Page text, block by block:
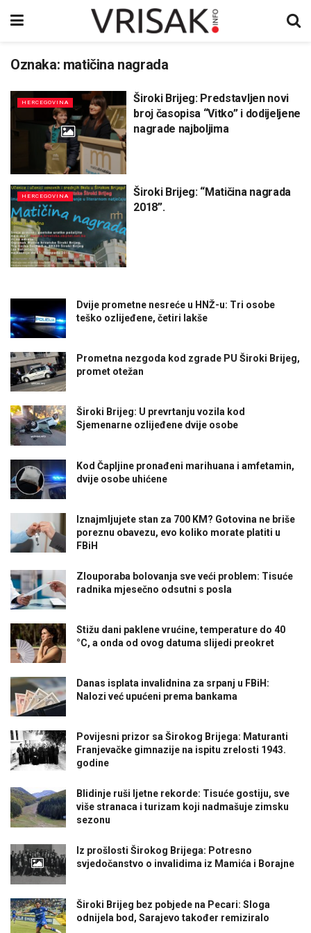
Oznaka: matičina nagrada
HERCEGOVINA
Široki Brijeg: Predstavljen novi
broj časopisa “Vitko” i dodijeljene
nagrade najboljima
HERCEGOVINA
Široki Brijeg: “Matičina nagrada
2018”.
Dvije prometne nesreće u HNŽ-u: Tri osobe
teško ozlijeđene, četiri lakše
Prometna nezgoda kod zgrade PU Široki Brijeg,
promet otežan
Široki Brijeg: U prevrtanju vozila kod
Sjemenarne ozlijeđene dvije osobe
Kod Čapljine pronađeni marihuana i amfetamin,
dvije osobe uhićene
Iznajmljujete stan za 700 KM? Gotovina ne briše
poreznu obavezu, evo koliko morate platiti u
FBiH
Zlouporaba bolovanja sve veći problem: Tisuće
radnika mjesečno odsutni s posla
Stižu dani paklene vrućine, temperature do 40
°C, a onda od ovog datuma slijedi preokret
Danas isplata invalidnina za srpanj u FBiH:
Nalozi već upućeni prema bankama
Povijesni prizor sa Širokog Brijega: Maturanti
Franjevačke gimnazije na ispitu zrelosti 1943.
godine
Blidinje ruši ljetne rekorde: Tisuće gostiju, sve
više stranaca i turizam koji nadmašuje zimsku
sezonu
Iz prošlosti Širokog Brijega: Potresno
svjedočanstvo o invalidima iz Mamića i Borajne
Široki Brijeg bez pobjede na Pecari: Sloga
odnijela bod, Sarajevo također remiziralo